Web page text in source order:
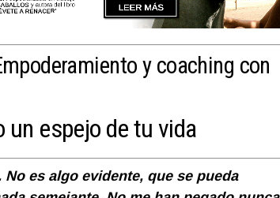
y coaching con
un espejo de tu vida
es algo evidente, que se pueda